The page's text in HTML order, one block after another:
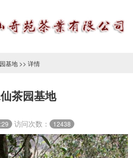
基地 >> 详情
茶园基地
访问次数： 12438